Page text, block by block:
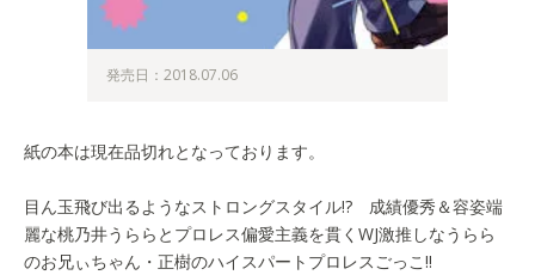
発売日：2018.07.06
紙の本は現在品切れとなっております。
目ん玉飛び出るようなストロングスタイル!? 成績優秀＆容姿端
麗な桃乃井うららとプロレス偏愛主義を貫くWJ激推しなうらら
のお兄ぃちゃん・正樹のハイスパートプロレスごっこ!!